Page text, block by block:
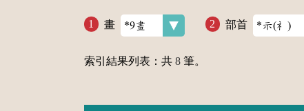
畫 部首
索引結果列表：共 8 筆。